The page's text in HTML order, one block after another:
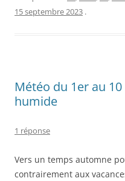
15 septembre 2023 .
Météo du 1er au
humide
1 réponse
Vers un temps automne
contrairement aux